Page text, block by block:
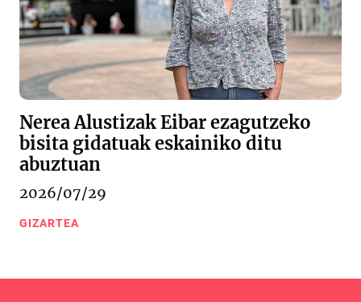
Nerea Alustizak Eibar ezagutzeko
bisita gidatuak eskainiko ditu
abuztuan
2026/07/29
GIZARTEA